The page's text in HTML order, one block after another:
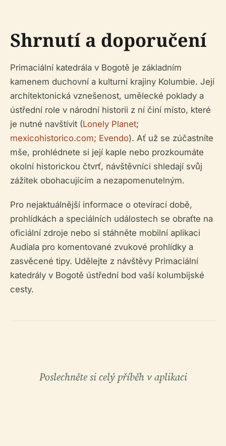
Shrnutí a doporučení
Primaciální katedrála v Bogotě je základním
kamenem duchovní a kulturní krajiny Kolumbie. Její
architektonická vznešenost, umělecké poklady a
ústřední role v národní historii z ní činí místo, které
je nutné navštívit (Lonely Planet;
mexicohistorico.com; Evendo). Ať už se zúčastníte
mše, prohlédnete si její kaple nebo prozkoumáte
okolní historickou čtvrť, návštěvníci shledají svůj
zážitek obohacujícím a nezapomenutelným.
Pro nejaktuálnější informace o otevírací době,
prohlídkách a speciálních událostech se obraťte na
oficiální zdroje nebo si stáhněte mobilní aplikaci
Audiala pro komentované zvukové prohlídky a
zasvěcené tipy. Udělejte z návštěvy Primaciální
katedrály v Bogotě ústřední bod vaší kolumbijské
cesty.
Poslechněte si celý příběh v aplikaci